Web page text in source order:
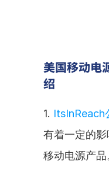
美国移动电
绍
1. ItsInReach
有着一定的
移动电源产品